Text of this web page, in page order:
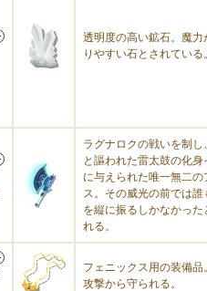
透明度の高い鉱石。魔力
りやすい石とされている
ラグナロクの戦いを制し
と謳われた雷太鼓の化身
に与えられた唯一無二の
ス。その威光の前では誰
を縦に振るしかなかった
れる。
フェニックス用の装備品
攻撃から守られる。